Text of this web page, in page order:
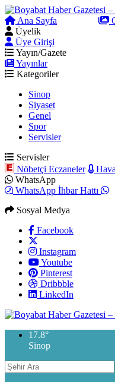
Ana Sayfa
Üyelik
Üye Girişi
Yayın/Gazete
Yayınlar
Kategoriler
Sinop
Siyaset
Genel
Spor
Servisler
Servisler
Nöbetçi Eczaneler
WhatsApp
WhatsApp İhbar Hattı
Sosyal Medya
Facebook
Instagram
Youtube
Pinterest
Dribbble
LinkedIn
17.8°
Sinop